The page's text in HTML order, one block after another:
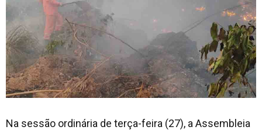
Na sessão ordinária de terça-feira (27), a Assembleia